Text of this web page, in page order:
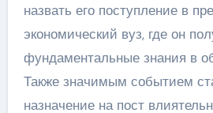
назвать его поступление в
экономический вуз, где он
фундаментальные знания в
Также значимым событием
назначение на пост